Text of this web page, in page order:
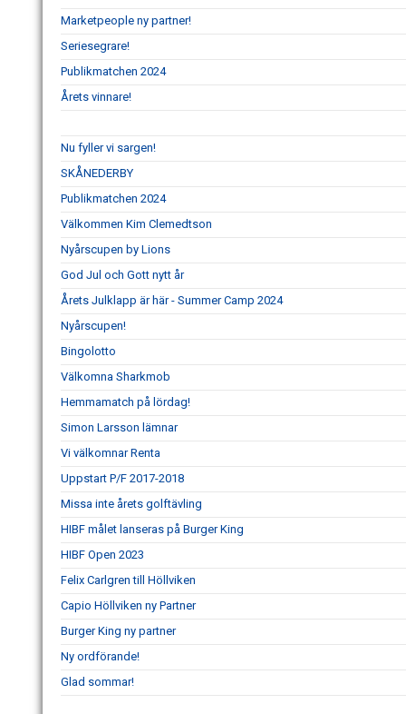
Marketpeople ny partner!
Seriesegrare!
Publikmatchen 2024
Årets vinnare!
Nu fyller vi sargen!
SKÅNEDERBY
Publikmatchen 2024
Välkommen Kim Clemedtson
Nyårscupen by Lions
God Jul och Gott nytt år
Årets Julklapp är här - Summer Camp 2024
Nyårscupen!
Bingolotto
Välkomna Sharkmob
Hemmamatch på lördag!
Simon Larsson lämnar
Vi välkomnar Renta
Uppstart P/F 2017-2018
Missa inte årets golftävling
HIBF målet lanseras på Burger King
HIBF Open 2023
Felix Carlgren till Höllviken
Capio Höllviken ny Partner
Burger King ny partner
Ny ordförande!
Glad sommar!